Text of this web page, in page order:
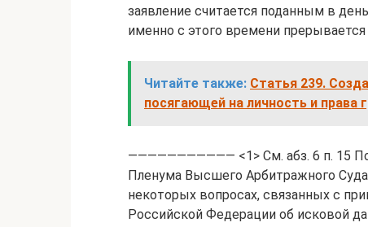
заявление считается поданным в
именно с этого времени
Читайте также: Статья 239.
посягающей на личность и права
——————————— <1> См. абз. 6 п. 15
Пленума Высшего Арбитражного
некоторых вопросах, связанных с
Российской Федерации об исковой